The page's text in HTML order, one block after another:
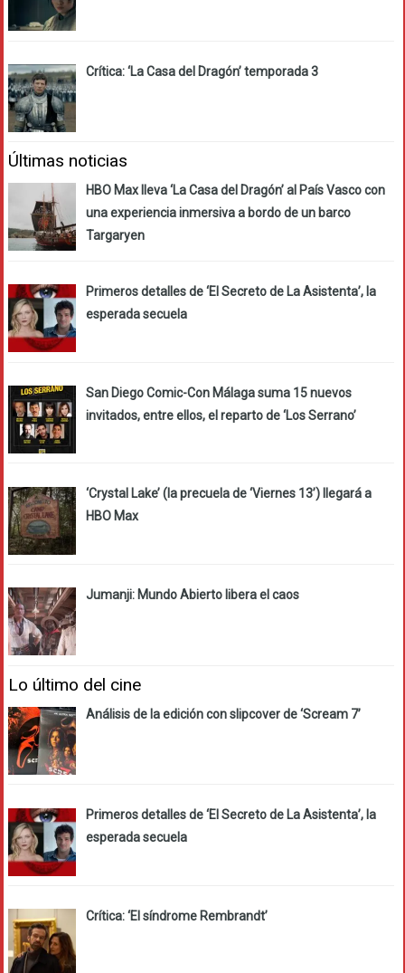
Crítica: ‘La Casa del Dragón’ temporada 3
Últimas noticias
HBO Max lleva ‘La Casa del Dragón’ al País Vasco con
una experiencia inmersiva a bordo de un barco
Targaryen
Primeros detalles de ‘El Secreto de La Asistenta’, la
esperada secuela
San Diego Comic-Con Málaga suma 15 nuevos
invitados, entre ellos, el reparto de ‘Los Serrano’
‘Crystal Lake’ (la precuela de ‘Viernes 13’) llegará a
HBO Max
Jumanji: Mundo Abierto libera el caos
Lo último del cine
Análisis de la edición con slipcover de ‘Scream 7’
Primeros detalles de ‘El Secreto de La Asistenta’, la
esperada secuela
Crítica: ‘El síndrome Rembrandt’